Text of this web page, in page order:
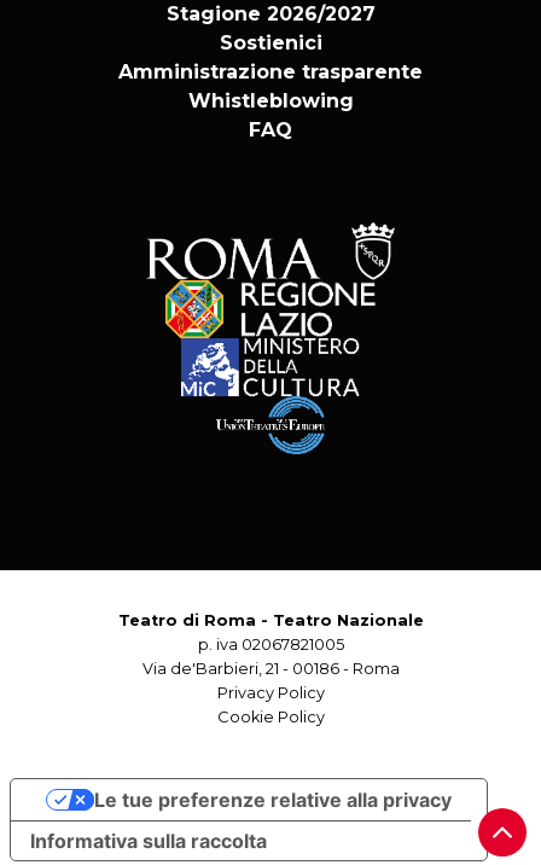
Stagione 2026/2027
Sostienici
Amministrazione trasparente
Whistleblowing
FAQ
Teatro di Roma - Teatro Nazionale
p. iva 02067821005
Via de'Barbieri, 21 - 00186 - Roma
Privacy Policy
Cookie Policy
Informativa sulla raccolta
Le tue preferenze relative alla privacy